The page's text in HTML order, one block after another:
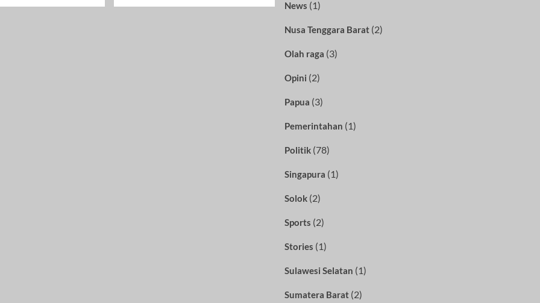
News (1)
Nusa Tenggara Barat(2)
Olah raga (3)
Opini (2)
Papua (3)
Pemerintahan (1)
Politik(78)
Singapura (1)
Solok(2)
Sports (2)
Stories (1)
Sulawesi Selatan (1)
Sumatera Barat(2)